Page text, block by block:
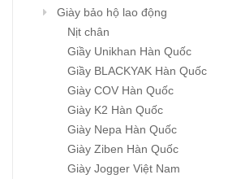
Giày bảo hộ lao động
Nịt chân
Giầy Unikhan Hàn Quốc
Giầy BLACKYAK Hàn Quốc
Giày COV Hàn Quốc
Giày K2 Hàn Quốc
Giày Nepa Hàn Quốc
Giày Ziben Hàn Quốc
Giày Jogger Việt Nam